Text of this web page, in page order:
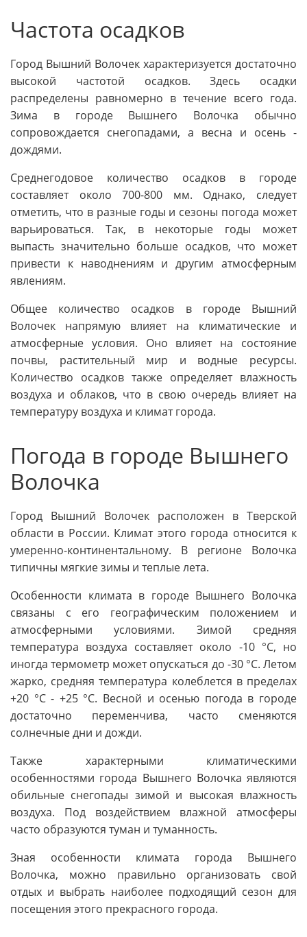
Частота осадков
Город Вышний Волочек характеризуется достаточно
высокой частотой осадков. Здесь осадки
распределены равномерно в течение всего года.
Зима в городе Вышнего Волочка обычно
сопровождается снегопадами, а весна и осень -
дождями.
Среднегодовое количество осадков в городе
составляет около 700-800 мм. Однако, следует
отметить, что в разные годы и сезоны погода может
варьироваться. Так, в некоторые годы может
выпасть значительно больше осадков, что может
привести к наводнениям и другим атмосферным
явлениям.
Общее количество осадков в городе Вышний
Волочек напрямую влияет на климатические и
атмосферные условия. Оно влияет на состояние
почвы, растительный мир и водные ресурсы.
Количество осадков также определяет влажность
воздуха и облаков, что в свою очередь влияет на
температуру воздуха и климат города.
Погода в городе Вышнего
Волочка
Город Вышний Волочек расположен в Тверской
области в России. Климат этого города относится к
умеренно-континентальному. В регионе Волочка
типичны мягкие зимы и теплые лета.
Особенности климата в городе Вышнего Волочка
связаны с его географическим положением и
атмосферными условиями. Зимой средняя
температура воздуха составляет около -10 °C, но
иногда термометр может опускаться до -30 °C. Летом
жарко, средняя температура колеблется в пределах
+20 °C - +25 °C. Весной и осенью погода в городе
достаточно переменчива, часто сменяются
солнечные дни и дожди.
Также характерными климатическими
особенностями города Вышнего Волочка являются
обильные снегопады зимой и высокая влажность
воздуха. Под воздействием влажной атмосферы
часто образуются туман и туманность.
Зная особенности климата города Вышнего
Волочка, можно правильно организовать свой
отдых и выбрать наиболее подходящий сезон для
посещения этого прекрасного города.